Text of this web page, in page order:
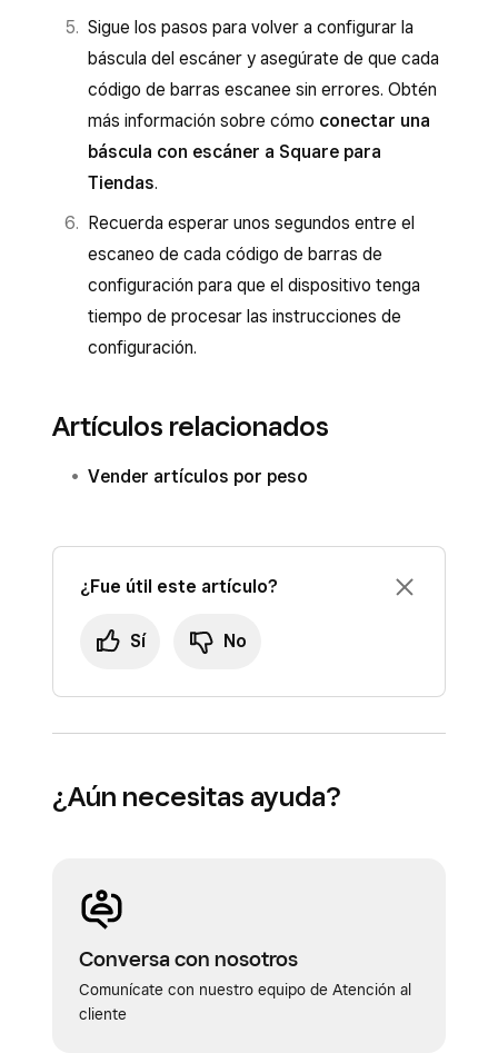
Sigue los pasos para volver a configurar la
báscula del escáner y asegúrate de que cada
código de barras escanee sin errores. Obtén
más información sobre cómo conectar una
báscula con escáner a Square para
Tiendas.
Recuerda esperar unos segundos entre el
escaneo de cada código de barras de
configuración para que el dispositivo tenga
tiempo de procesar las instrucciones de
configuración.
Artículos relacionados
Vender artículos por peso
¿Fue útil este artículo?
Sí No
¿Aún necesitas ayuda?
Conversa con nosotros
Comunícate con nuestro equipo de Atención al
cliente